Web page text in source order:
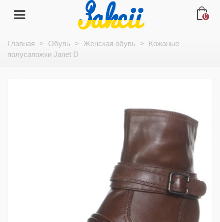
0
Главная > Обувь > Женская обувь >
Кожаные
полусапожки Janet D